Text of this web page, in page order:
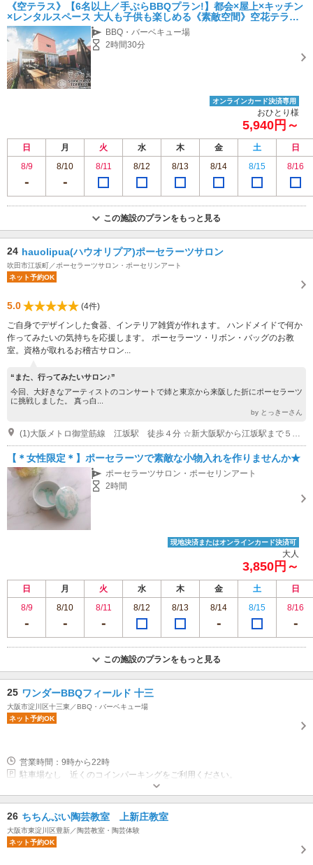
《空テラス》【6名以上／手ぶらBBQプラン!】都会×屋上×キッチン
×レンタルスペース 大人も子供も楽しめる《素敵空間》空花テラス
へようこそ！！《ファミリー・友人グループにオススメ》
BBQ・バーベキュー場
2時間30分
オンラインカード決済専用
おひとり様
5,940円～
日 月 火 水 木 金 土
日
8/9
8/10 8/11 8/12 8/13 8/14 8/15 8/16
この施設のプランをもっと見る
24 hauolipua(ハウオリプア)ポーセラーツサロン
吹田市江坂町／ポーセラーツサロン・ポーセリンアート
ネット予約OK
5.0
(4件)
ご自身でデザインした食器、インテリア雑貨が作れます。 ハンドメイドで何か
作ってみたいの気持ちを応援します。 ポーセラーツ・リボン・バッグのお教
室。資格が取れるお稽古サロン...
“また、行ってみたいサロン♪”
今回、大好きなアーティストのコンサートで姉と東京から来阪した折にポーセラーツ
に挑戦しました。 真っ白...
by とっきーさん
(1)大阪メトロ御堂筋線 江坂駅 徒歩４分 ☆新大阪駅から江坂駅まで５分 ☆梅田駅から江坂駅まで１０分
【＊女性限定＊】ポーセラーツで素敵な小物入れを作りませんか★
ポーセラーツサロン・ポーセリンアート
2時間
現地決済またはオンラインカード決済可
大人
3,850円～
日 月 火 水 木 金 土
日
8/9
8/10 8/11 8/12 8/13 8/14 8/15 8/16
この施設のプランをもっと見る
25 ワンダーBBQフィールド 十三
大阪市淀川区十三東／BBQ・バーベキュー場
ネット予約OK
営業時間：9時から22時
駐車場なし 近くのコインパーキングをご利用ください。
26 ちちんぷい陶芸教室 上新庄教室
大阪市東淀川区豊新／陶芸教室・陶芸体験
ネット予約OK